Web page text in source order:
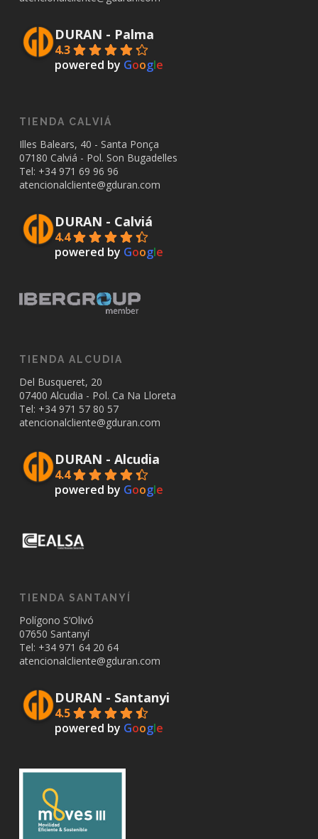
DURAN - Palma
4.3
powered by Google
TIENDA CALVIÁ
Illes Balears, 40 - Santa Ponça
07180 Calviá - Pol. Son Bugadelles
Tel: +34 971 69 96 96
atencionalcliente@gduran.com
DURAN - Calviá
4.4
powered by Google
TIENDA ALCUDIA
Del Busqueret, 20
07400 Alcudia - Pol. Ca Na Lloreta
Tel: +34 971 57 80 57
atencionalcliente@gduran.com
DURAN - Alcudia
4.4
powered by Google
TIENDA SANTANYÍ
Polígono S’Olivó
07650 Santanyí
Tel: +34 971 64 20 64
atencionalcliente@gduran.com
DURAN - Santanyi
4.5
powered by Google